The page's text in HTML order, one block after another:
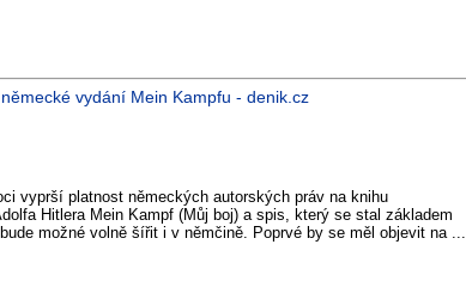
vydání Mein Kampfu - denik.cz
vyprší platnost německých autorských práv na knihu
Hitlera Mein Kampf (Můj boj) a spis, který se stal základem
možné volně šířit i v němčině. Poprvé by se měl objevit na ...